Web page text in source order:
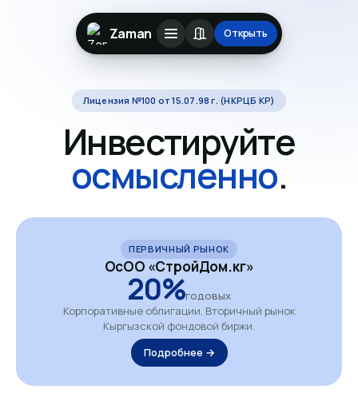
Zaman Открыть
Лицензия №100 от 15.07.98 г. (НКРЦБ КР)
Инвестируйте
осмысленно.
ПЕРВИЧНЫЙ РЫНОК
ОсОО «СтройДом.кг»
20%годовых
Корпоративные облигации. Вторичный рынок
Кыргызской фондовой биржи.
Подробнее →